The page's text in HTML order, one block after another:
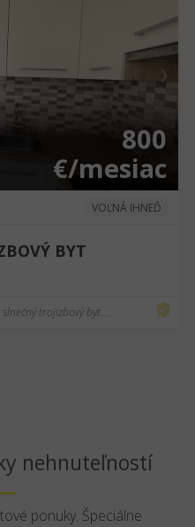
❯
800
€/mesiac
VOĽNÁ IHNEĎ
BYT
trojizbový byt....
nehnuteľností
ponuky. Špeciálne